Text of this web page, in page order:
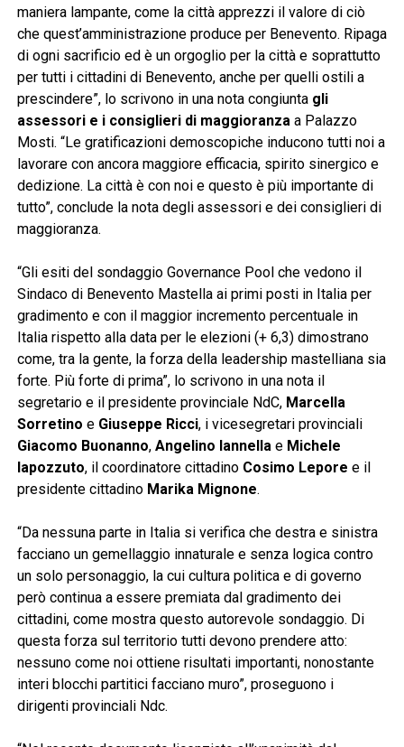
maniera lampante, come la città apprezzi il valore di ciò
che quest’amministrazione produce per Benevento. Ripaga
di ogni sacrificio ed è un orgoglio per la città e soprattutto
per tutti i cittadini di Benevento, anche per quelli ostili a
prescindere”, lo scrivono in una nota congiuntagli
assessori e i consiglieri di maggioranzaa Palazzo
Mosti. “Le gratificazioni demoscopiche inducono tutti noi a
lavorare con ancora maggiore efficacia, spirito sinergico e
dedizione. La città è con noi e questo è più importante di
tutto”, conclude la nota degli assessori e dei consiglieri di
maggioranza.
“Gli esiti del sondaggio Governance Pool che vedono il
Sindaco di Benevento Mastella ai primi posti in Italia per
gradimento e con il maggior incremento percentuale in
Italia rispetto alla data per le elezioni (+ 6,3) dimostrano
come, tra la gente, la forza della leadership mastelliana sia
forte. Più forte di prima”, lo scrivono in una nota il
segretario e il presidente provinciale NdC, Marcella
Sorretino e Giuseppe Ricci, i vicesegretari provinciali
Giacomo Buonanno, Angelino Iannellae Michele
Iapozzuto, il coordinatore cittadino Cosimo Lepore e il
presidente cittadino Marika Mignone.
“Da nessuna parte in Italia si verifica che destra e sinistra
facciano un gemellaggio innaturale e senza logica contro
un solo personaggio, la cui cultura politica e di governo
però continua a essere premiata dal gradimento dei
cittadini, come mostra questo autorevole sondaggio. Di
questa forza sul territorio tutti devono prendere atto:
nessuno come noi ottiene risultati importanti, nonostante
interi blocchi partitici facciano muro”, proseguono i
dirigenti provinciali Ndc.